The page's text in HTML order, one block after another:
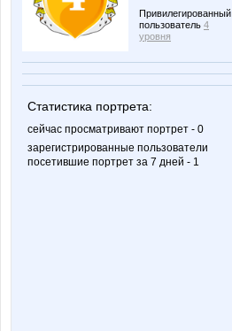
Привилегированный
пользователь 4
уровня
Статистика портрета:
сейчас просматривают портрет - 0
зарегистрированные пользователи
посетившие портрет за 7 дней - 1